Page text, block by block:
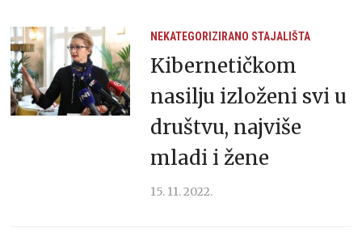
NEKATEGORIZIRANO STAJALIŠTA
Kibernetičkom
nasilju izloženi svi u
društvu, najviše
mladi i žene
15. 11. 2022.